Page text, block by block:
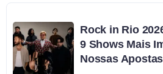
Rock in Rio
9 Shows Mais
Nossas Apostas